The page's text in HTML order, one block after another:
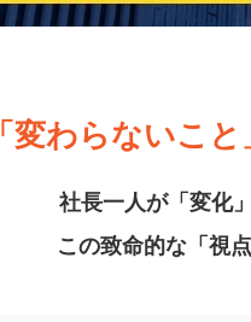
「変わらないこ
社長一人が「変化
この致命的な「視